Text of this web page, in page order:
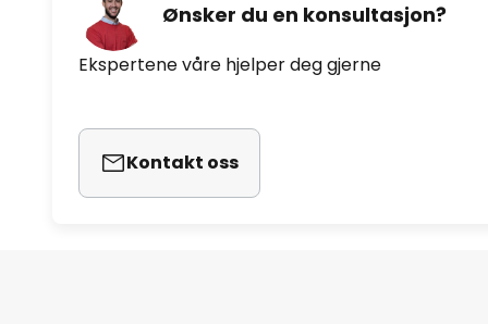
Ønsker du en konsultasjon?
Ekspertene våre hjelper deg gjerne
Kontakt oss